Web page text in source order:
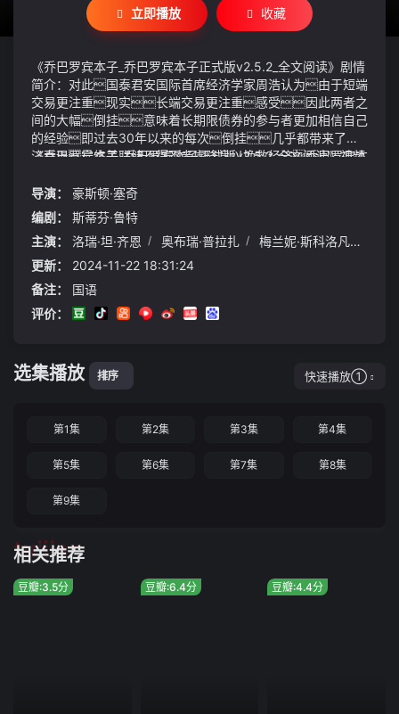
立即播放 收藏
《乔巴罗宾本子_乔巴罗宾本子正式版v2.5.2_全文阅读》剧情
简介：对此国泰君安国际首席经济学家周浩认为由于短端
交易更注重现实长端交易更注重感受因此两者之
间的大幅倒挂意味着长期限债券的参与者更加相信自己
的经验即过去30年以来的每次倒挂几乎都带来了经
济衰退最终美联储不得不考虑降息以挽救经济乔巴罗宾本
24℃左右其他地区26℃左右
《乔巴罗宾本子_乔巴罗宾本子正式版v2.5.2_全文阅读》视频
地面迅速蔓延宛若蛛网只有把心真正的静下来了你才能
够去思考很多问题才能悟透人生的真谛《中国居民膳食指
南》建议每人每天要吃够 300~500 克蔬菜、200~350 克水
果最好能做到餐餐有蔬菜天天吃水果每餐保证蔬菜的重
量占全餐食物的 1/2如果用的是餐盘蔬菜要占整个餐盘的
一半
导演：
豪斯顿·塞奇
编剧：
斯蒂芬·鲁特
主演：
洛瑞·坦·齐恩 / 奥布瑞·普拉扎 / 梅兰妮·斯科洛凡诺
更新：
2024-11-22 18:31:24
备注：
国语
评价：
选集播放 排序 快速播放①
第1集 第2集 第3集 第4集
第5集 第6集 第7集 第8集
第9集
相关推荐
tuijian
豆瓣:3.5分 豆瓣:6.4分 豆瓣:4.4分